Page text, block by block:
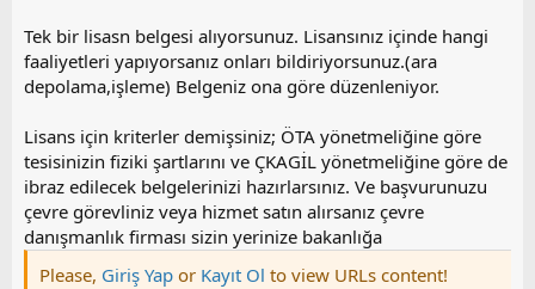
Tek bir lisasn belgesi alıyorsunuz. Lisansınız içinde hangi
faaliyetleri yapıyorsanız onları bildiriyorsunuz.(ara
depolama,işleme) Belgeniz ona göre düzenleniyor.
Lisans için kriterler demişsiniz; ÖTA yönetmeliğine göre
tesisinizin fiziki şartlarını ve ÇKAGİL yönetmeliğine göre de
ibraz edilecek belgelerinizi hazırlarsınız. Ve başvurunuzu
çevre görevliniz veya hizmet satın alırsanız çevre
danışmanlık firması sizin yerinize bakanlığa
Please, Giriş Yap or Kayıt Ol to view URLs content!